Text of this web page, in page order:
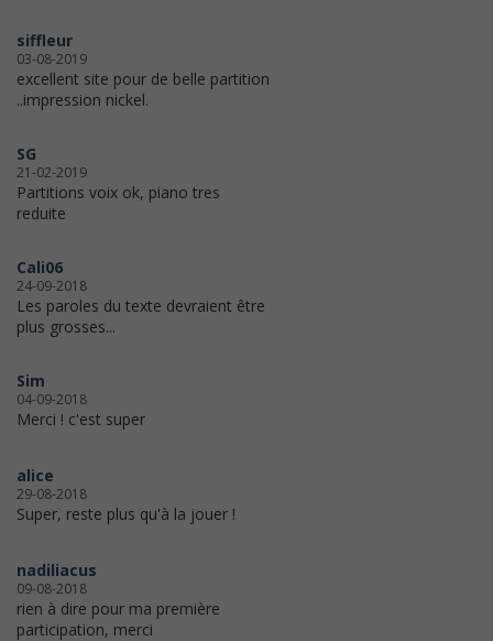
siffleur
03-08-2019
excellent site pour de belle partition
..impression nickel.
SG
21-02-2019
Partitions voix ok, piano tres
reduite
Cali06
24-09-2018
Les paroles du texte devraient être
plus grosses...
Sim
04-09-2018
Merci ! c'est super
alice
29-08-2018
Super, reste plus qu'à la jouer !
nadiliacus
09-08-2018
rien à dire pour ma première
participation, merci